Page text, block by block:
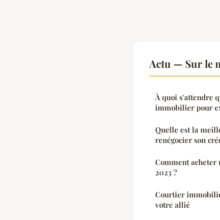
Actu — Sur le
À quoi s'attendre
immobilier pour
Quelle est la
renégocier son
Comment acheter
2023 ?
Courtier
votre allié